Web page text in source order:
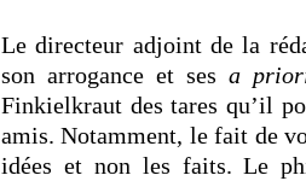
Le directeur adjoint de la
son arrogance et sesa
Finkielkraut des tares qu’il
amis. Notamment, le fait de
idées et non les faits. Le